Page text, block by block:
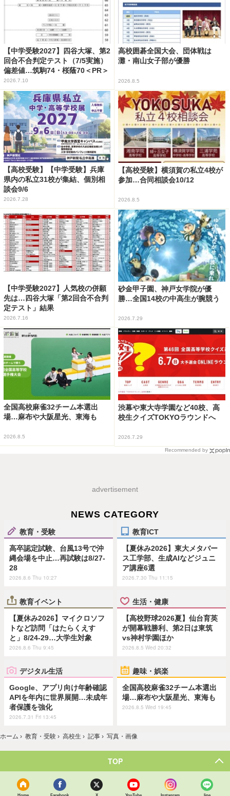
【中学受験2027】四谷大塚、第2
回合不合判定テスト（7/5実施）
偏差値…筑駒74・桜蔭70＜PR＞
2026.7.10
高校囲碁全国大会、団体戦は
灘・南山女子部が優勝
2026.8.5
【高校受験】【中学受験】兵庫
県内の私立31校が集結、個別相
談会9/6
2026.7.28
【高校受験】横須賀の私立4校が
参加…合同相談会10/12
2026.8.5
【中学受験2027】人気校の併願
先は…四谷大塚「第2回合不合判
定テスト」結果
2026.7.16
砂金甲子園、神戸女学院が優
勝…全国14校の中高生が腕競う
2026.7.29
全国高校麻雀32チーム本選出
場…麻布や大阪星光、東海も
2026.8.5
渋幕や東大寺学園など40校、高
校生クイズTOKYOラウンドへ
2026.7.29
Recommended by
advertisement
NEWS CATEGORY
教育・受験
高卒認定試験、台風13号で沖
縄会場を中止…再試験は8/27-
28
2026.8.6 Thu 10:27
教育ICT
【夏休み2026】東大メタバー
ス工学部、生成AIなどジュニ
ア講座6選
2026.7.30 Thu 11:15
教育イベント
【夏休み2026】マイクロソフ
トなど訪問「はたらくえす
と」8/24-29…大学生対象
2026.8.6 Thu 9:45
生活・健康
【高校野球2026夏】仙台育英
が開幕戦勝利、第2日は東筑
vs神村学園ほか
2026.8.5 Wed 20:32
デジタル生活
Google、アプリ向け年齢確認
APIを年内に世界展開…未成年
者保護を強化
2026.7.31 Fri 13:45
趣味・娯楽
全国高校麻雀32チーム本選出
場…麻布や大阪星光、東海も
2026.8.5 Wed 19:45
ホーム › 教育・受験 › 高校生 › 記事 › 写真・画像
TOP
Home Facebook X YouTube Instagram line